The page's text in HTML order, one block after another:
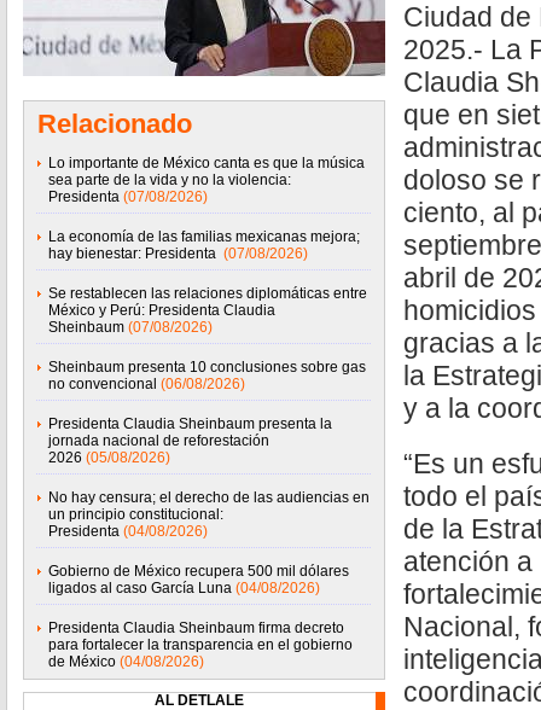
Relacionado
Lo importante de México canta es que la música
sea parte de la vida y no la violencia:
Presidenta (07/08/2026)
La economía de las familias mexicanas mejora;
hay bienestar: Presidenta (07/08/2026)
Se restablecen las relaciones diplomáticas entre
México y Perú: Presidenta Claudia
Sheinbaum (07/08/2026)
Sheinbaum presenta 10 conclusiones sobre gas
no convencional (06/08/2026)
Presidenta Claudia Sheinbaum presenta la
jornada nacional de reforestación
2026 (05/08/2026)
No hay censura; el derecho de las audiencias en
un principio constitucional:
Presidenta (04/08/2026)
Gobierno de México recupera 500 mil dólares
ligados al caso García Luna (04/08/2026)
Presidenta Claudia Sheinbaum firma decreto
para fortalecer la transparencia en el gobierno
de México (04/08/2026)
AL DETLALE
Ciudad de
2025.- La
Claudia
que en
doloso se
ciento, al
abril de
gracias a
la
y a la
“Es un
todo el
de la
atención
Nacional,